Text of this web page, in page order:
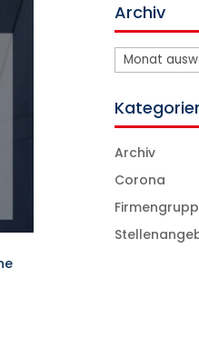
Archiv
Archiv
Archiv
Corona